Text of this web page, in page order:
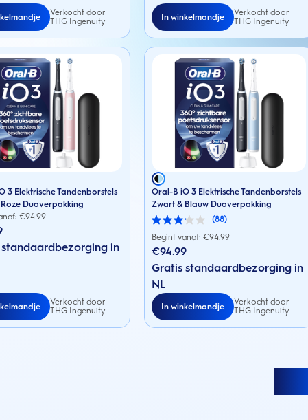
Verkocht door
THG Ingenuity
In winkelmandje
Verkocht door
THG Ingenuity
3 Elektrische Tandenborstels
Duoverpakking
€94.99
in
Verkocht door
THG Ingenuity
Oral-B iO 3 Elektrische Tandenborstels
Zwart & Blauw Duoverpakking
(88)
3.1
van
5
sterren.
beoordelingen
Begint vanaf: €94.99
€94.99
Gratis standaardbezorging in
NL
In winkelmandje
Verkocht door
THG Ingenuity